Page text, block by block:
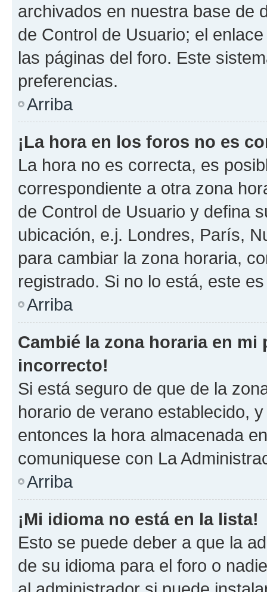
archivados en nuestra base de
de Control de Usuario; el
las páginas del foro. Este
preferencias.
Arriba
¡La hora en los foros no es
La hora no es correcta, es
correspondiente a otra zona
de Control de Usuario y defina
ubicación, e.j. Londres, París,
para cambiar la zona horaria,
registrado. Si no lo está, este
Arriba
Cambié la zona horaria en
incorrecto!
Si está seguro de que de la
horario de verano establecido,
entonces la hora almacenada
comuniquese con La
Arriba
¡Mi idioma no está en la lista!
Esto se puede deber a que la
de su idioma para el foro o